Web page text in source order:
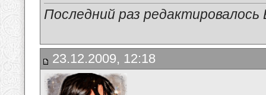
Последний раз
23.12.2009, 12:18